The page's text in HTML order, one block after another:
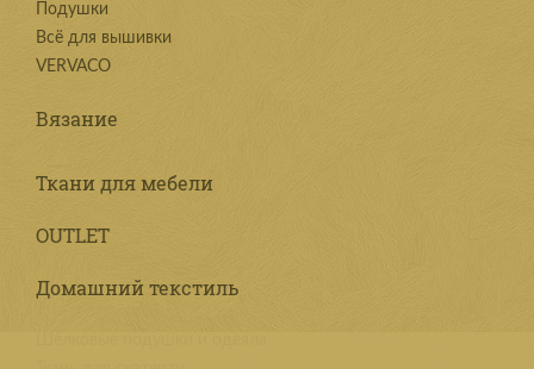
Подушки
Всё для вышивки
VERVACO
Вязание
Ткани для мебели
OUTLET
Домашний текстиль